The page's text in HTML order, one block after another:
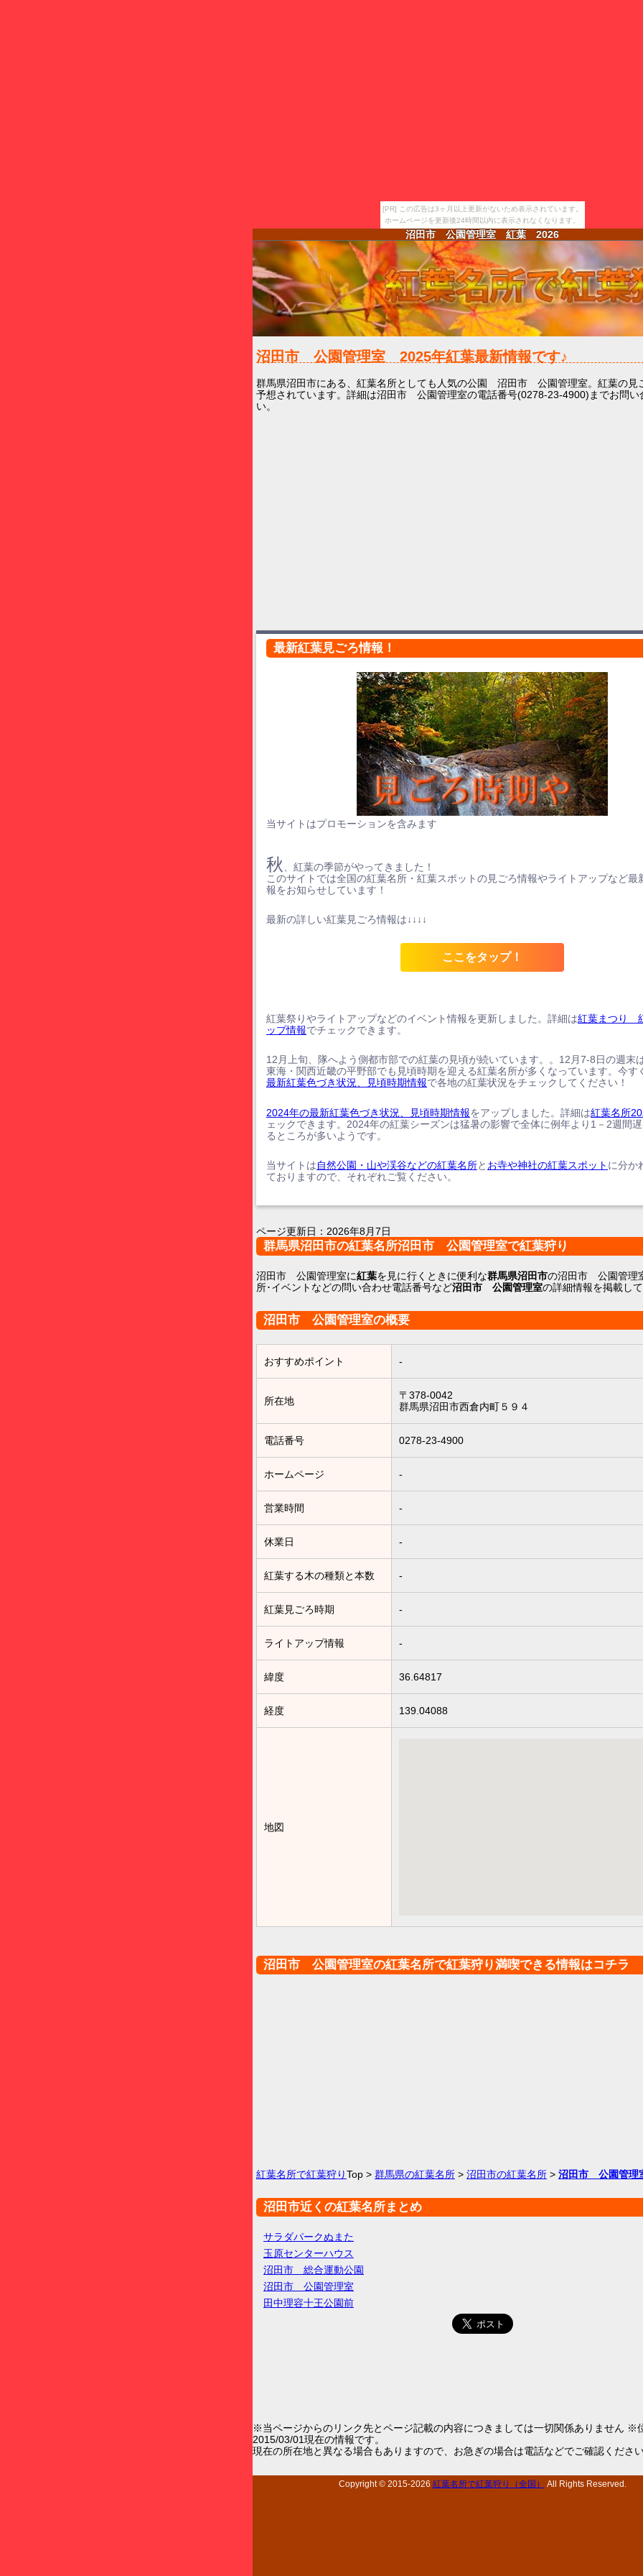
[PR] この広告は3ヶ月以上更新がないため表示されています。
ホームページを更新後24時間以内に表示されなくなります。
沼田市 公園管理室 紅葉 2026
沼田市 公園管理室 2025年紅葉最新情報です♪
群馬県沼田市にある、紅葉名所としても人気の公園 沼田市 公園管理室。紅葉の見
予想されています。詳細は沼田市 公園管理室の電話番号(0278-23-4900)までお問い
い。
最新紅葉見ごろ情報！
当サイトはプロモーションを含みます
秋
、紅葉の季節がやってきました！
このサイトでは全国の紅葉名所・紅葉スポットの見ごろ情報やライトアップなど最
報をお知らせしています！
最新の詳しい紅葉見ごろ情報は↓↓↓↓
ここをタップ！
紅葉祭りやライトアップなどのイベント情報を更新しました。詳細は紅葉まつり
ップ情報でチェックできます。
12月上旬、隊へよう側都市部での紅葉の見頃が続いています。。12月7-8日の週末
東海・関西近畿の平野部でも見頃時期を迎える紅葉名所が多くなっています。今す
最新紅葉色づき状況、見頃時期情報で各地の紅葉状況をチェックしてください！
2024年の最新紅葉色づき状況、見頃時期情報をアップしました。詳細は紅葉名所
ェックできます。2024年の紅葉シーズンは猛暑の影響で全体に例年より1－2週間
るところが多いようです。
当サイトは自然公園・山や渓谷などの紅葉名所と お寺や神社の紅葉スポット に分か
ておりますので、それぞれご覧ください。
ページ更新日： 2026年8月7日
群馬県沼田市の紅葉名所沼田市 公園管理室で紅葉狩り
沼田市 公園管理室に紅葉を見に行くときに便利な群馬県沼田市の沼田市 公園管理
所･イベントなどの問い合わせ電話番号など沼田市 公園管理室の詳細情報を掲載し
沼田市 公園管理室の概要
おすすめポイント -
所在地
〒378-0042
群馬県沼田市西倉内町５９４
電話番号 0278-23-4900
ホームページ -
営業時間 -
休業日 -
紅葉する木の種類と本数 -
紅葉見ごろ時期 -
ライトアップ情報 -
緯度 36.64817
経度 139.04088
地図
沼田市 公園管理室の紅葉名所で紅葉狩り満喫できる情報はコチラ
紅葉名所で紅葉狩りTop > 群馬県の紅葉名所 > 沼田市の紅葉名所 > 沼田市 公園管理
沼田市近くの紅葉名所まとめ
サラダパークぬまた
玉原センターハウス
沼田市 総合運動公園
沼田市 公園管理室
田中理容十王公園前
※当ページからのリンク先とページ記載の内容につきましては一切関係ありません ※
2015/03/01現在の情報です。
現在の所在地と異なる場合もありますので、お急ぎの場合は電話などでご確認ください
Copyright © 2015-2026 紅葉名所で紅葉狩り（全国） All Rights Reserved.